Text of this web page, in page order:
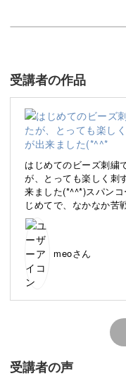
♪
ピンク色の美しい羽
とビーズ、刺繍糸の
キラキラと輝くおし
ながら作っていきま
3種類の素材で羽を
細い足を作るテクニ
いきます。
◆ビーズできれいに刺
受講者の作品
はじめてのビーズ刺繍
が、とっても楽しく刺
来ました(*^^*)スパン
じめてで、なかなか苦
たが、コツが掴めた気
（*＾-＾*）
ビーズ刺繍沼にハマり
'ᵕ' )☆ありがとうござい
meoさん
受講者の声